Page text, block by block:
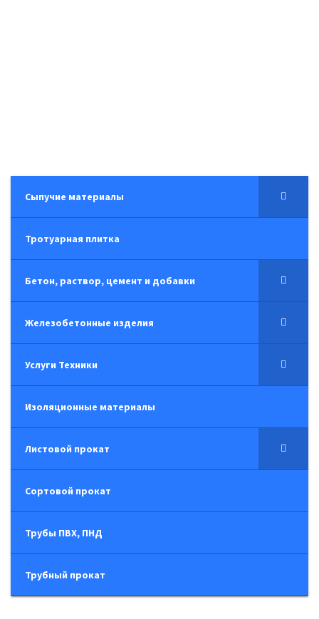
Сыпучие материалы
Тротуарная плитка
Бетон, раствор, цемент и добавки
Железобетонные изделия
Услуги Техники
Изоляционные материалы
Листовой прокат
Сортовой прокат
Трубы ПВХ, ПНД
Трубный прокат